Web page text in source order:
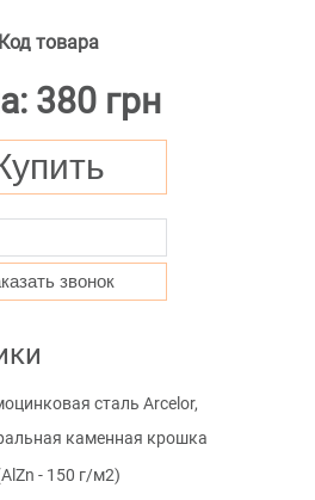
Код товара
380 грн
звонок
сталь Arcelor,
каменная крошка
- 150 г/м2)